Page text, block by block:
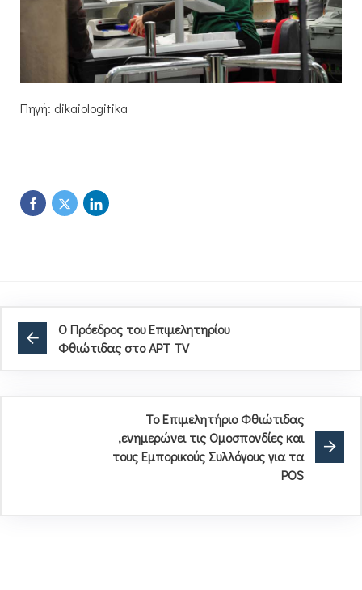
Πηγή: dikaiologitika
O Πρόεδρος του Επιμελητηρίου
Φθιώτιδας στο ΑΡΤ TV
Το Επιμελητήριο Φθιώτιδας
,ενημερώνει τις Ομοσπονδίες και
τους Εμπορικούς Συλλόγους για τα
POS